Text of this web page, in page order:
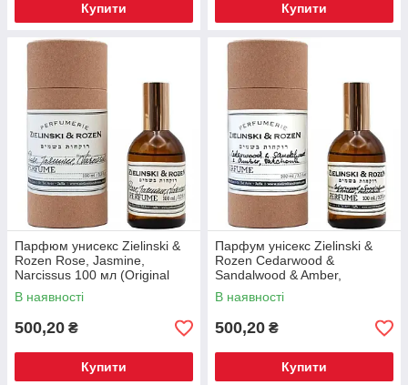
Купити Купити
Парфюм унисекс Zielinski &
Rozen Rose, Jasmine,
Narcissus 100 мл (Original
Quality) УЦІНКА
В наявності
500,20 ₴
Купити
Парфум унісекс Zielinski &
Rozen Cedarwood &
Sandalwood & Amber,
Patchouli 100 мл (Original
Quality) УЦІНКА
В наявності
500,20 ₴
Купити